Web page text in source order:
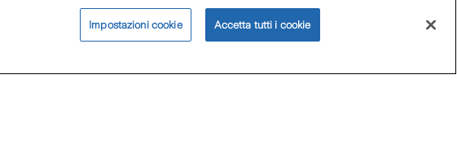
Impostazioni cookie Accetta tutti i cookie